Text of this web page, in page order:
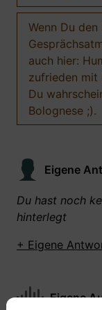
Wenn Du
auch hier:
zufrieden mit
Du
Bolognese ;).
Eigene
Du hast noch
hinterlegt
+ Eigene
Eigene